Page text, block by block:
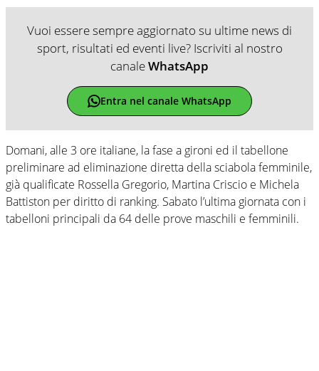
Vuoi essere sempre aggiornato su ultime news di
sport, risultati ed eventi live? Iscriviti al nostro
canaleWhatsApp
Entra nel canale WhatsApp
Domani, alle 3 ore italiane, la fase a gironi ed il tabellone
preliminare ad eliminazione diretta della sciabola femminile,
già qualificate Rossella Gregorio, Martina Criscio e Michela
Battiston per diritto di ranking. Sabato l’ultima giornata con i
tabelloni principali da 64 delle prove maschili e femminili.